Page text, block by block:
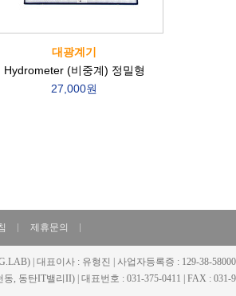
대광계기
Hydrometer (비중계) 정밀형
27,000원
제휴문의
| 대표이사 : 유형진 | 사업자등록증 : 129-38-
동, 동탄IT밸리II) | 대표번호 : 031-375-0411 | FAX : 031-